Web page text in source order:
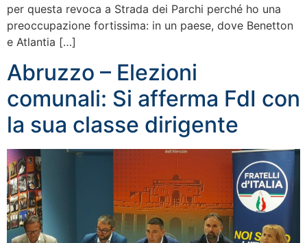
per questa revoca a Strada dei Parchi perché ho una
preoccupazione fortissima: in un paese, dove Benetton
e Atlantia […]
Abruzzo – Elezioni
comunali: Si afferma FdI con
la sua classe dirigente